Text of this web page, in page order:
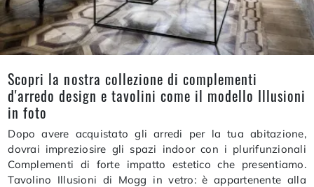
Scopri la nostra collezione di complementi
d'arredo design e tavolini come il modello Illusioni
in foto
Dopo avere acquistato gli arredi per la tua abitazione,
dovrai impreziosire gli spazi indoor con i plurifunzionali
Complementi di forte impatto estetico che presentiamo.
Tavolino Illusioni di Mogg in vetro: è appartenente alla